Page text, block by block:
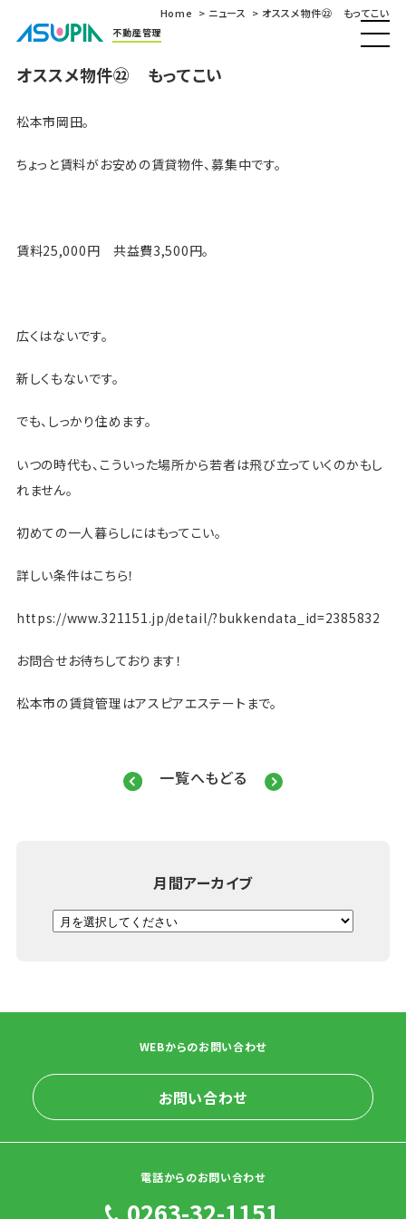
不動産管理
Home ニュース オススメ物件㉒ もってこい
オススメ物件㉒ もってこい
松本市岡田。
ちょっと賃料がお安めの賃貸物件、募集中です。
賃料25,000円 共益費3,500円。
広くはないです。
新しくもないです。
でも、しっかり住めます。
いつの時代も、こういった場所から若者は飛び立っていくのかもし
れません。
初めての一人暮らしにはもってこい。
詳しい条件はこちら！
https://www.321151.jp/detail/?bukkendata_id=2385832
お問合せお待ちしております！
松本市の賃貸管理はアスピアエステートまで。
一覧へもどる
月間アーカイブ
WEBからのお問い合わせ
お問い合わせ
電話からのお問い合わせ